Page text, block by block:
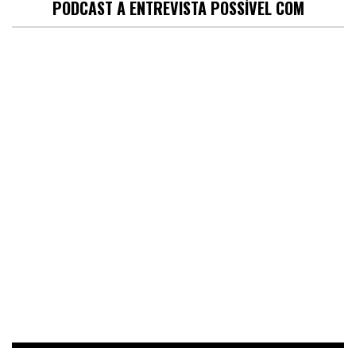
PODCAST A ENTREVISTA POSSÍVEL COM